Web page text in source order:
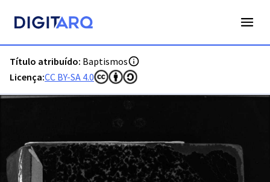
Título atribuído: Baptismos
Licença:CC BY-SA 4.0